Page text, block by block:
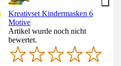
Kreativset Kindermasken 6
Motive
Artikel wurde noch nicht
bewertet.